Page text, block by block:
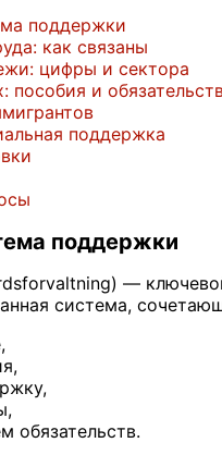
поддержки
как связаны
цифры и сектора
и
поддержка
поддержки
—
система,
обязательств.